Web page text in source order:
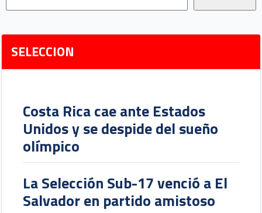
SELECCION
Costa Rica cae ante Estados
Unidos y se despide del sueño
olímpico
La Selección Sub-17 venció a El
Salvador en partido amistoso